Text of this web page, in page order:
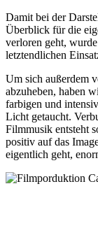
Damit bei der
Überblick für die
verloren geht,
letztendlichen
Um sich außerdem
abzuheben, haben
farbigen und
Licht getaucht.
Filmmusik entsteht
positiv auf das
eigentlich geht,